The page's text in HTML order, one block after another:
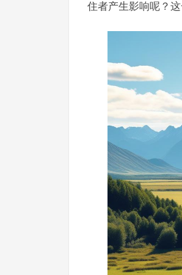
住者产生影响呢？